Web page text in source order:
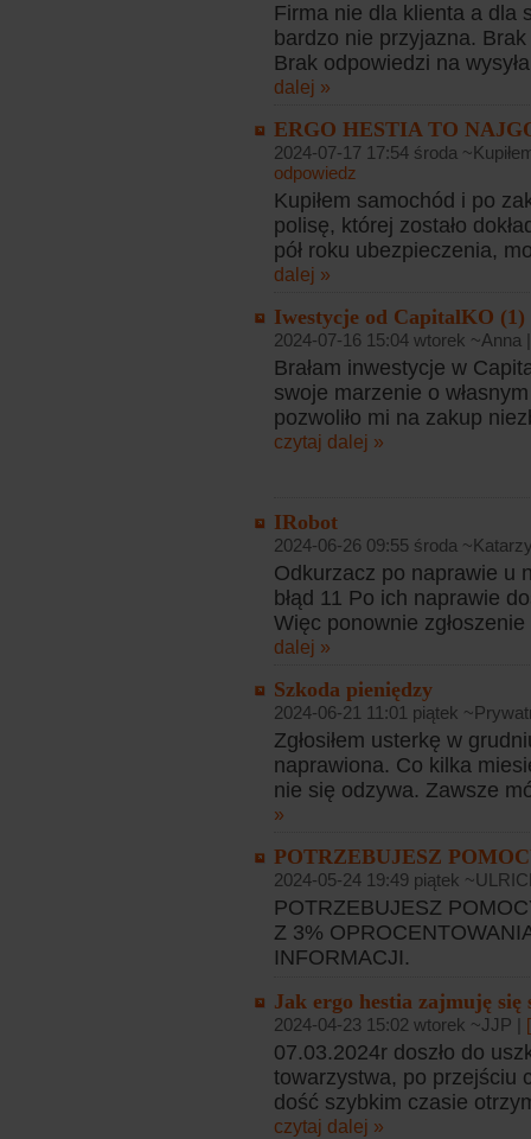
Firma nie dla klienta a dla
bardzo nie przyjazna.
Brak odpowiedzi na
dalej »
ERGO HESTIA TO
2024-07-17 17:54 środa
odpowiedz
Kupiłem samochód i po
polisę, której zostało
pół roku ubezpieczenia,
dalej »
Iwestycje od CapitalKO (1)
2024-07-16 15:04 wtorek ~Anna
Brałam inwestycje w
swoje marzenie o
pozwoliło mi na zakup
czytaj dalej »
IRobot
2024-06-26 09:55 środa
Odkurzacz po naprawie u
błąd 11 Po ich naprawie
Więc ponownie
dalej »
Szkoda pieniędzy
2024-06-21 11:01 piątek
Zgłosiłem usterkę w
naprawiona. Co kilka
nie się odzywa. Zawsze
»
POTRZEBUJESZ
2024-05-24 19:49 piątek
POTRZEBUJESZ
Z 3%
INFORMACJI.
Jak ergo hestia zajmuję się
2024-04-23 15:02 wtorek ~JJP |
07.03.2024r doszło do
towarzystwa, po przejściu
dość szybkim czasie
czytaj dalej »